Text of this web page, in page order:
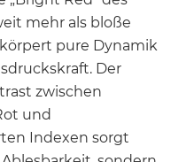
mehr als bloße
pure Dynamik
Der
zwischen
und
Indexen sorgt